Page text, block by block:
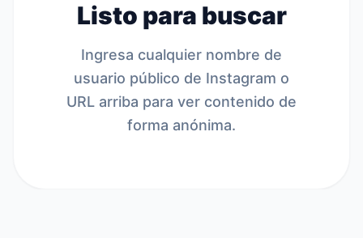
Listo para buscar
Ingresa cualquier nombre de
usuario público de Instagram o
URL arriba para ver contenido de
forma anónima.